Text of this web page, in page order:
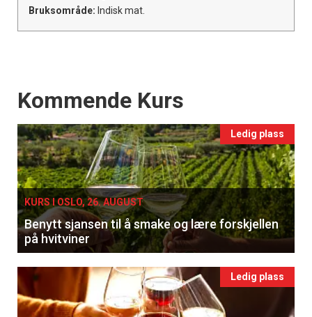
Bruksområde: Indisk mat.
Events
Kommende Kurs
Ledig plass
KURS I OSLO, 26. AUGUST
Benytt sjansen til å smake og lære forskjellen
på hvitviner
Ledig plass